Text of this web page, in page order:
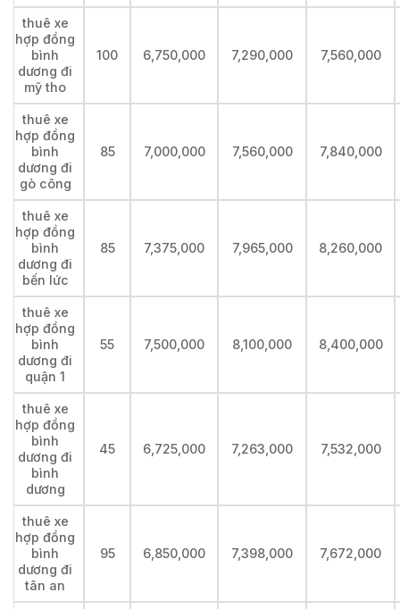
thuê xe
hợp đồng
bình
dương đi
mỹ tho
100 6,750,000 7,290,000 7,560,000
thuê xe
hợp đồng
bình
dương đi
gò công
85 7,000,000 7,560,000 7,840,000
thuê xe
hợp đồng
bình
dương đi
bến lức
85 7,375,000 7,965,000 8,260,000
thuê xe
hợp đồng
bình
dương đi
quận 1
55 7,500,000 8,100,000 8,400,000
thuê xe
hợp đồng
bình
dương đi
bình
dương
45 6,725,000 7,263,000 7,532,000
thuê xe
hợp đồng
bình
dương đi
tân an
95 6,850,000 7,398,000 7,672,000